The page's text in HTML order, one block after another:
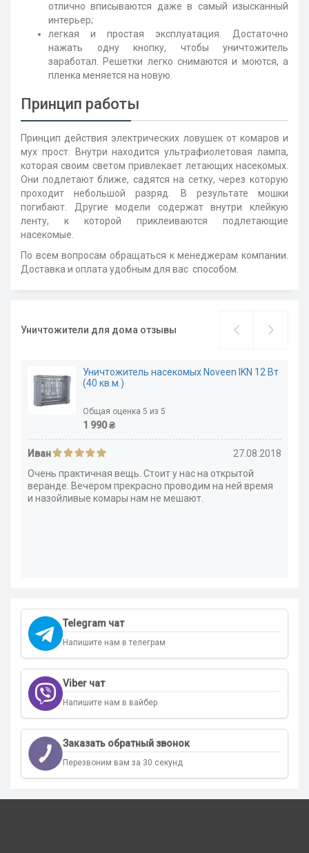
отлично вписываются даже в самый изысканный
интерьер;
легкая и простая эксплуатация. Достаточно
нажать одну кнопку, чтобы уничтожитель
заработал. Решетки легко снимаются и моются, а
пленка меняется на новую.
Принцип работы
Принцип действия электрических ловушек от комаров и
мух прост. Внутри находится ультрафиолетовая лампа,
которая своим светом привлекает летающих насекомых.
Они подлетают ближе, садятся на сетку, через которую
проходит небольшой разряд. В результате мошки
погибают. Другие модели содержат внутри клейкую
ленту, к которой приклеиваются подлетающие
насекомые.
По всем вопросам обращаться к менеджерам компании.
Доставка и оплата удобным для вас способом.
Уничтожители для дома отзывы
Уничтожитель насекомых Noveen IKN 12 Вт
(40 кв.м.)
Общая оценка 5 из 5
1 990 ₴
Иван
27.08.2018
Очень практичная вещь. Стоит у нас на открытой
веранде. Вечером прекрасно проводим на ней время
и назойливые комары нам не мешают.
Telegram чат
Напишите нам в телеграм
Viber чат
Напишите нам в вайбер
Заказать обратный звонок
Перезвоним вам за 30 секунд
Контакты